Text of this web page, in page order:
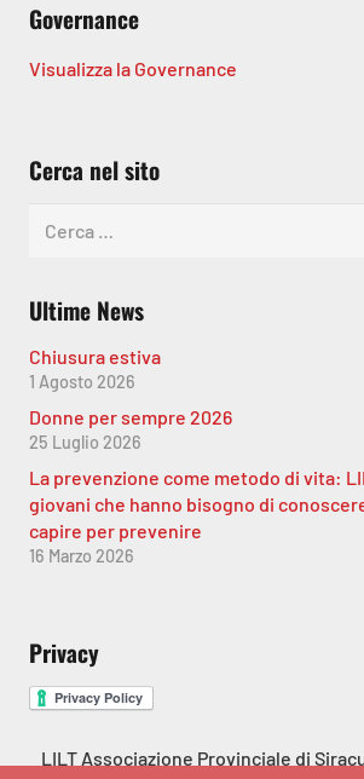
Governance
Visualizza la Governance
Cerca nel sito
Ultime News
Chiusura estiva
1 Agosto 2026
Donne per sempre 2026
25 Luglio 2026
La prevenzione come metodo di vita:
giovani che hanno bisogno di
capire per prevenire
16 Marzo 2026
Privacy
LILT Associazione Provinciale di